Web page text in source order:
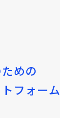
めの
フォーム